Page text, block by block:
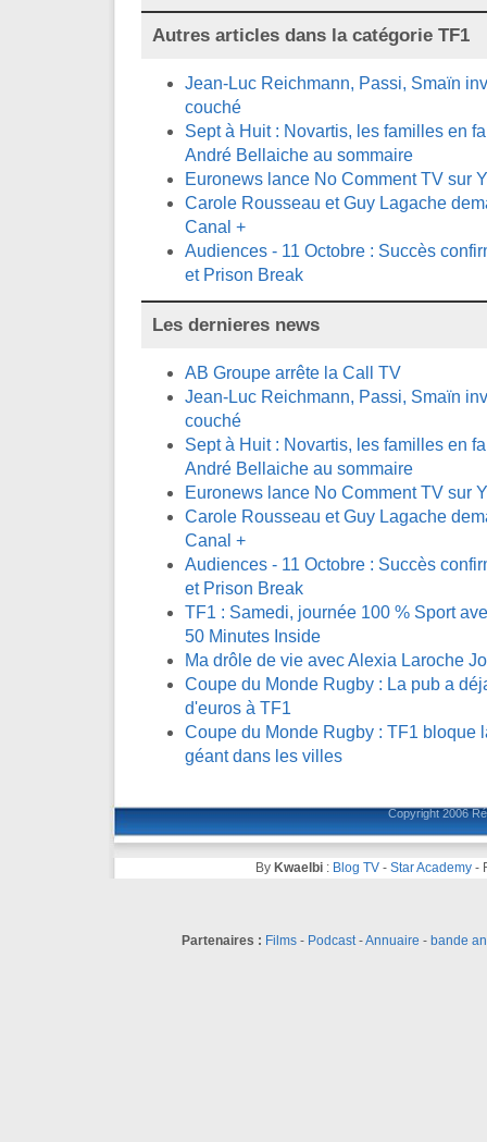
Autres articles dans la catégorie TF1
Jean-Luc Reichmann, Passi, Smaïn
couché
Sept à Huit : Novartis, les familles en
André Bellaiche au sommaire
Euronews lance No Comment TV sur
Carole Rousseau et Guy Lagache
Canal +
Audiences - 11 Octobre : Succès
et Prison Break
Les dernieres news
AB Groupe arrête la Call TV
Jean-Luc Reichmann, Passi, Smaïn
couché
Sept à Huit : Novartis, les familles en
André Bellaiche au sommaire
Euronews lance No Comment TV sur
Carole Rousseau et Guy Lagache
Canal +
Audiences - 11 Octobre : Succès
et Prison Break
TF1 : Samedi, journée 100 % Sport
50 Minutes Inside
Ma drôle de vie avec Alexia Laroche
Coupe du Monde Rugby : La pub a
d'euros à TF1
Coupe du Monde Rugby : TF1 bloque
géant dans les villes
Copyright 2006
By Kwaelbi: Blog TV- Star Academy-
Partenaires : Films- Podcast-Annuaire - bande